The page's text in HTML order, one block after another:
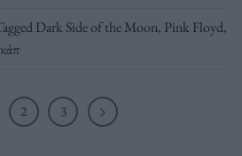
Dark Side of the Moon, Pink Floyd,
2 3